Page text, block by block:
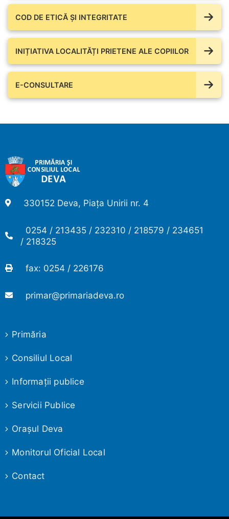
COD DE ETICĂ ȘI INTEGRITATE
INIȚIATIVA LOCALITĂȚI PRIETENE ALE COPIILOR
E-CONSULTARE
330152 Deva, Piața Unirii nr. 4
0254 / 213435 / 232310 / 218579 / 234651
/ 218325
fax: 0254 / 226176
primar@primariadeva.ro
Primăria
Consiliul Local
Informaţii publice
Servicii Publice
Oraşul Deva
Monitorul Oficial Local
Contact